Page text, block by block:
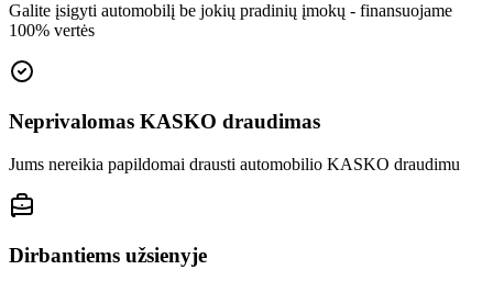
Galite įsigyti automobilį be jokių pradinių įmokų - finansuojame
100% vertės
Neprivalomas KASKO draudimas
Jums nereikia papildomai drausti automobilio KASKO draudimu
Dirbantiems užsienyje